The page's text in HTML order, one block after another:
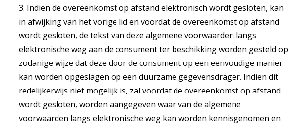
3. Indien de overeenkomst op afstand elektronisch wordt gesloten, kan
in afwijking van het vorige lid en voordat de overeenkomst op afstand
wordt gesloten, de tekst van deze algemene voorwaarden langs
elektronische weg aan de consument ter beschikking worden gesteld op
zodanige wijze dat deze door de consument op een eenvoudige manier
kan worden opgeslagen op een duurzame gegevensdrager. Indien dit
redelijkerwijs niet mogelijk is, zal voordat de overeenkomst op afstand
wordt gesloten, worden aangegeven waar van de algemene
voorwaarden langs elektronische weg kan worden kennisgenomen en